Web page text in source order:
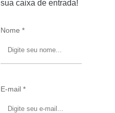
sua caixa de entrada!
Nome *
E-mail *